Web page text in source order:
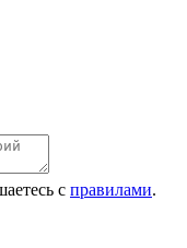
с правилами.